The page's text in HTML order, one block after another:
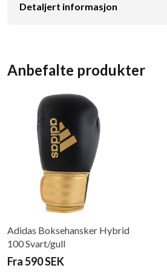
Detaljert informasjon
Anbefalte produkter
Adidas Boksehansker Hybrid
100 Svart/gull
Fra 590 SEK